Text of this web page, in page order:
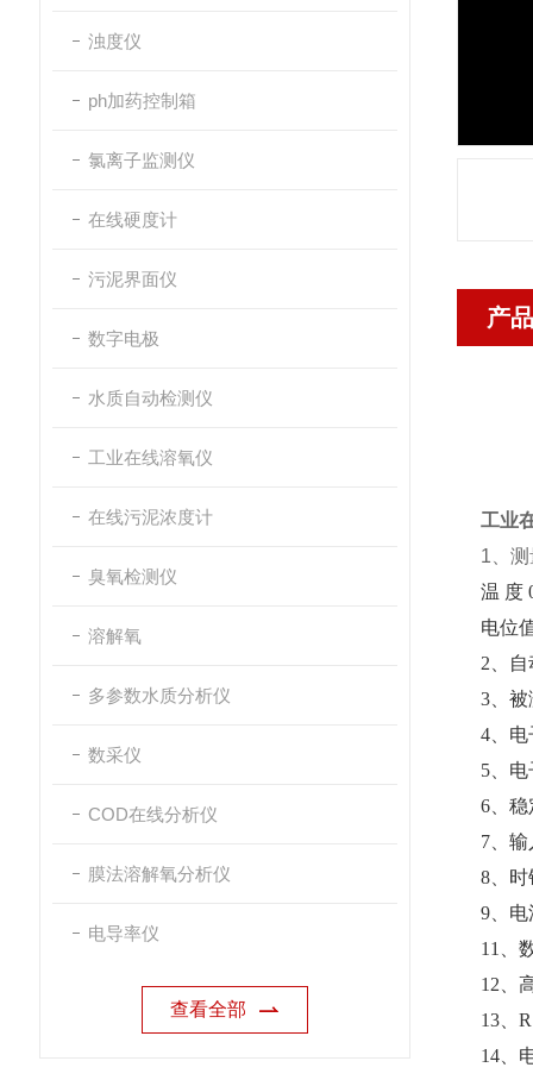
浊度仪
ph加药控制箱
氯离子监测仪
在线硬度计
污泥界面仪
数字电极
水质自动检测仪
工业在线溶氧仪
在线污泥浓度计
臭氧检测仪
溶解氧
多参数水质分析仪
数采仪
COD在线分析仪
膜法溶解氧分析仪
电导率仪
查看全部
产
工业
1、
温 度
电位
2、
3、被
4、电
5、
6、稳
7、
8、时
9、电
11、
12、
13、
14、